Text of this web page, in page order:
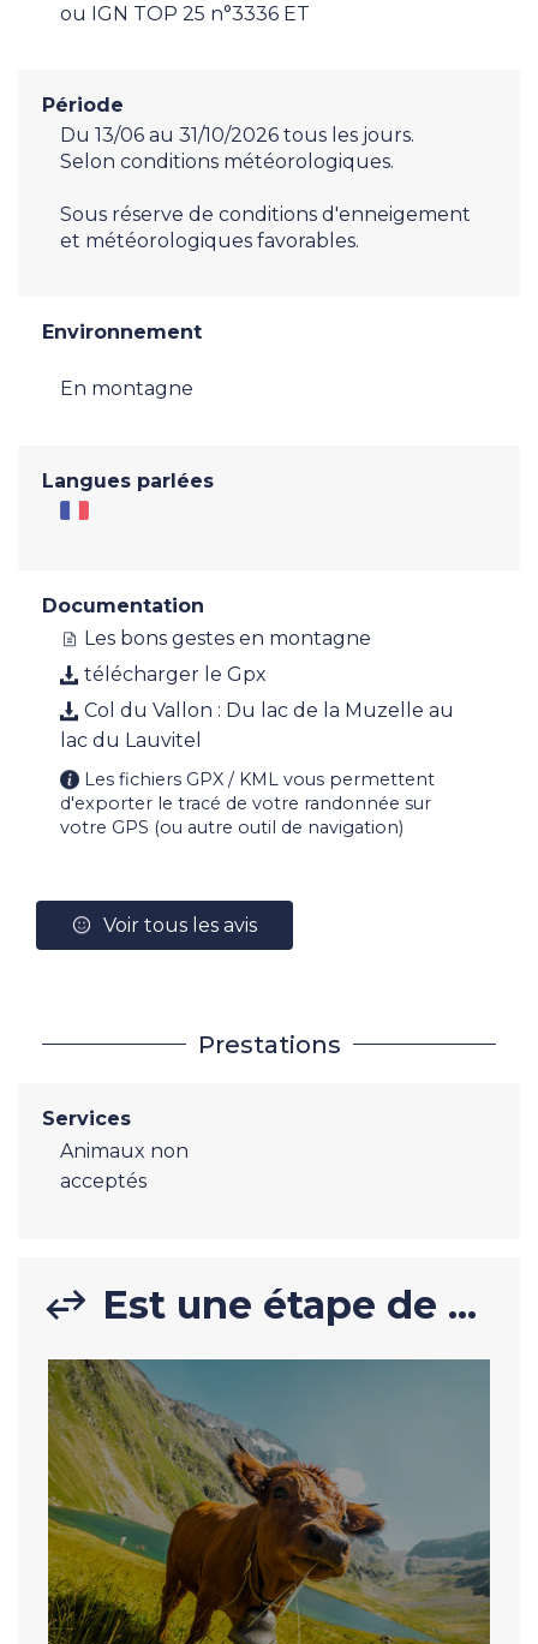
ou IGN TOP 25 n°3336 ET
Période
Du 13/06 au 31/10/2026 tous les jours.
Selon conditions météorologiques.
Sous réserve de conditions d'enneigement
et météorologiques favorables.
Environnement
En montagne
Langues parlées
Documentation
Les bons gestes en montagne
télécharger le Gpx
Col du Vallon : Du lac de la Muzelle au
lac du Lauvitel
Les fichiers GPX / KML vous permettent
d'exporter le tracé de votre randonnée sur
votre GPS (ou autre outil de navigation)
Voir tous les avis
Prestations
Services
Animaux non
acceptés
Est une étape de ...